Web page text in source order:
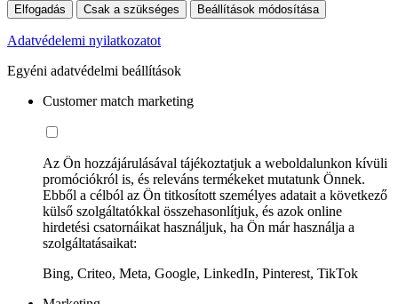
Elfogadás Csak a szükséges Beállítások módosítása
Adatvédelemi nyilatkozatot
Egyéni adatvédelmi beállítások
Customer match marketing
Az Ön hozzájárulásával tájékoztatjuk a weboldalunkon kívüli
promóciókról is, és releváns termékeket mutatunk Önnek.
Ebből a célból az Ön titkosított személyes adatait a következő
külső szolgáltatókkal összehasonlítjuk, és azok online
hirdetési csatornáikat használjuk, ha Ön már használja a
szolgáltatásaikat:
Bing, Criteo, Meta, Google, LinkedIn, Pinterest, TikTok